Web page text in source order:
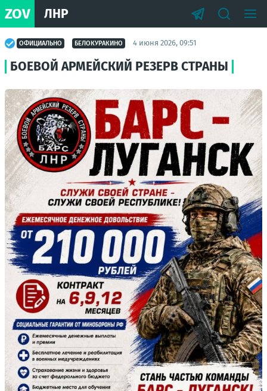
ZOV ЛНР
ОФИЦИАЛЬНО БЕЛОКУРАКИНО 4 июня 2026, 09:51
БОЕВОЙ АРМЕЙСКИЙ РЕЗЕРВ СТРАНЫ